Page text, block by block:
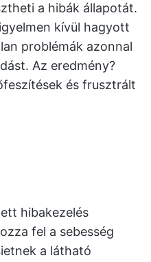
a hibák állapotát.
kívül hagyott
problémák azonnal
Az eredmény?
és frusztrált
hibakezelés
fel a sebesség
a látható